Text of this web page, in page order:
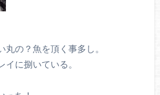
の？魚を頂く事多し。
イに捌いている。